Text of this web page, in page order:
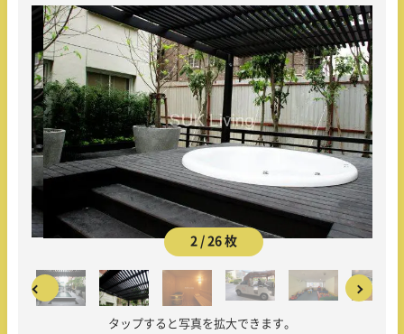
2 / 26 枚
タップすると写真を拡大できます。